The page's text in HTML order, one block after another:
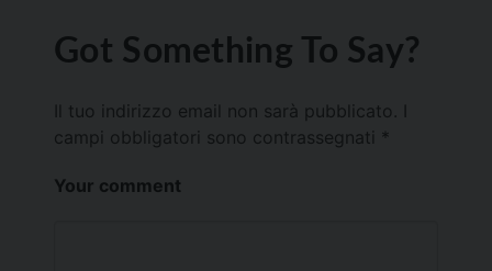
Got Something To Say?
Il tuo indirizzo email non sarà pubblicato.
campi obbligatori sono contrassegnati *
Your comment